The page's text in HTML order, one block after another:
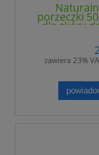
porzeczki
dla skóry
zawiera 23%